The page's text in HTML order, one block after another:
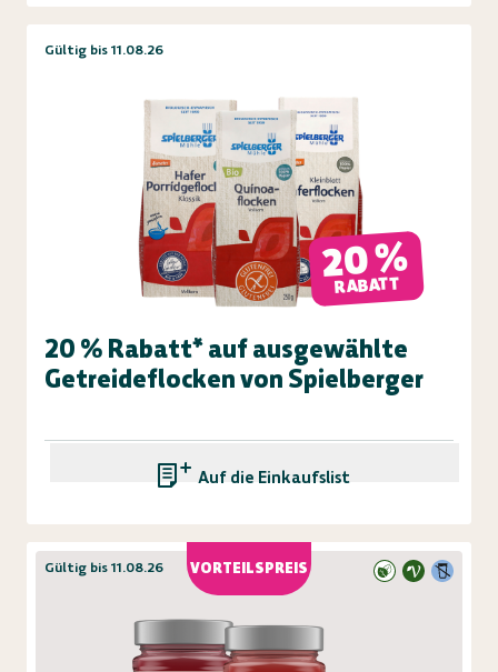
Gültig bis 11.08.26
20 %
RABATT
20 % Rabatt* auf ausgewählte
Getreideflocken von Spielberger
Auf die Einkaufsliste
VORTEILSPREIS
Gültig bis 11.08.26